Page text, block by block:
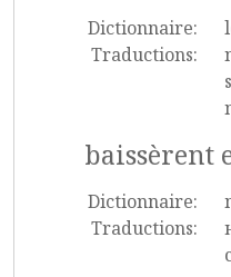
Dictionnaire:
Traductions:
baissèrent
Dictionnaire:
Traductions: